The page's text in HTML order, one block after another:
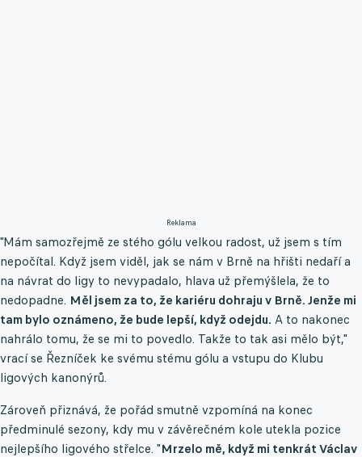
Reklama
"Mám samozřejmě ze stého gólu velkou radost, už jsem s tím
nepočítal. Když jsem viděl, jak se nám v Brně na hřišti nedaří a
na návrat do ligy to nevypadalo, hlava už přemýšlela, že to
nedopadne. Měl jsem za to, že kariéru dohraju v Brně. Jenže mi
tam bylo oznámeno, že bude lepší, když odejdu. A to nakonec
nahrálo tomu, že se mi to povedlo. Takže to tak asi mělo být,"
vrací se Řezníček ke svému stému gólu a vstupu do Klubu
ligových kanonýrů.
Zároveň přiznává, že pořád smutně vzpomíná na konec
předminulé sezony, kdy mu v závěrečném kole utekla pozice
nejlepšího ligového střelce. "Mrzelo mě, když mi tenkrát Václav